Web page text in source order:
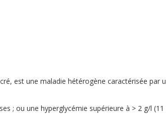
est une maladie hétérogène caractérisée par
; ou une hyperglycémie supérieure à > 2 g/l